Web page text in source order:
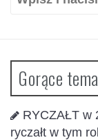
Gorące
RYCZAŁT w
ryczałt w tym